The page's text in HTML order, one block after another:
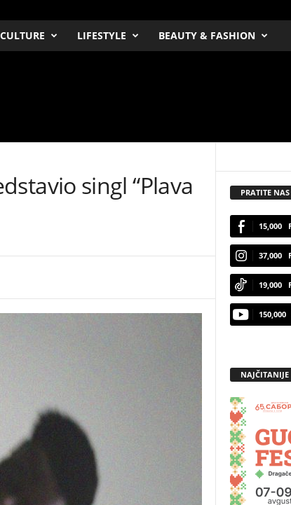
LIFESTYLE BEAUTY & FASHION
singl “Plava
PRATITE
15,000
37,000
19,000
150,000
NAJČITANIJE